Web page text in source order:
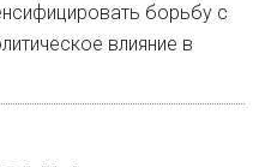
борьбу с
влияние в